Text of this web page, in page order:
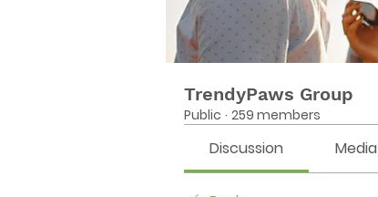
TrendyPaws Group
Public · 259 members
Discussion Media